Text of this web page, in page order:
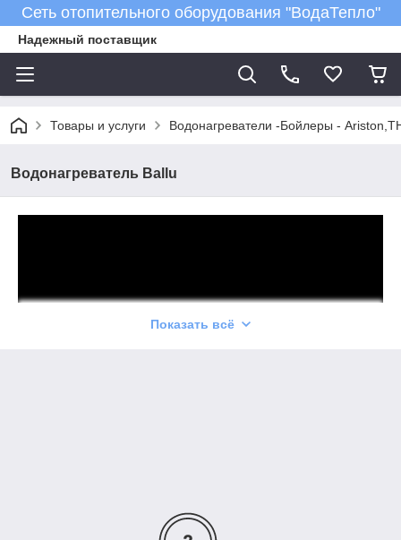
Сеть отопительного оборудования "ВодаТепло"
Надежный поставщик
Товары и услуги Водонагреватели -Бойлеры -
Водонагреватель Ballu
Показать всё